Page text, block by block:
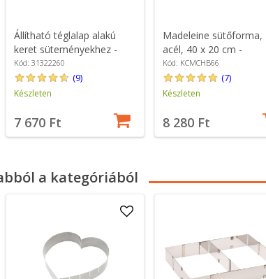
Állítható téglalap alakú
keret süteményekhez -
Westmark
Kód: 31322260
(9)
Készleten
7 670 Ft
Madeleine sütőforma,
acél, 40 x 20 cm -
MasterClass
Kód: KCMCHB66
(7)
Készleten
8 280 Ft
a kategóriából